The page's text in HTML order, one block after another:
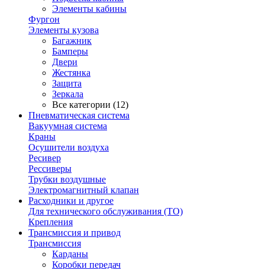
Элементы кабины
Фургон
Элементы кузова
Багажник
Бамперы
Двери
Жестянка
Защита
Зеркала
Все категории (12)
Пневматическая система
Вакуумная система
Краны
Осушители воздуха
Ресивер
Рессиверы
Трубки воздушные
Электромагнитный клапан
Расходники и другое
Для технического обслуживания (ТО)
Крепления
Трансмиссия и привод
Трансмиссия
Карданы
Коробки передач